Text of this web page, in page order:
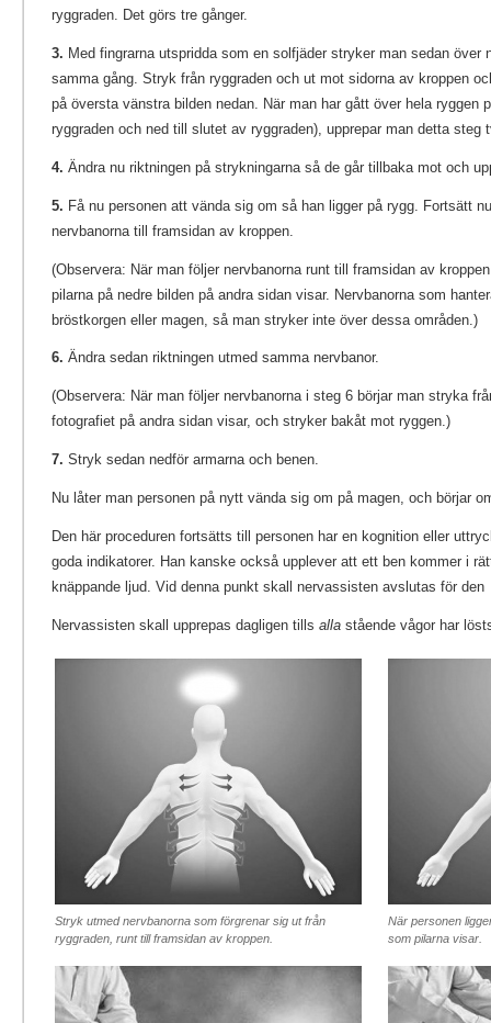
ryggraden. Det görs tre gånger.
3. Med fingrarna utspridda som en solfjäder stryker man sedan över
samma gång. Stryk från ryggraden och ut mot sidorna av kroppen
på översta vänstra bilden nedan. När man har gått över hela ryggen
ryggraden och ned till slutet av ryggraden), upprepar man detta steg
4. Ändra nu riktningen på strykningarna så de går tillbaka mot och
5. Få nu personen att vända sig om så han ligger på rygg. Fortsätt
nervbanorna till framsidan av kroppen.
(Observera: När man följer nervbanorna runt till framsidan av
pilarna på nedre bilden på andra sidan visar. Nervbanorna som
bröstkorgen eller magen, så man stryker inte över dessa områden.)
6. Ändra sedan riktningen utmed samma nervbanor.
(Observera: När man följer nervbanorna i steg 6 börjar man stryka
fotografiet på andra sidan visar, och stryker bakåt mot ryggen.)
7. Stryk sedan nedför armarna och benen.
Nu låter man personen på nytt vända sig om på magen, och börjar
Den här proceduren fortsätts till personen har en kognition eller
goda indikatorer. Han kanske också upplever att ett ben kommer i
knäppande ljud. Vid denna punkt skall nervassisten avslutas för
Nervassisten skall upprepas dagligen tills alla stående vågor har
Stryk utmed nervbanorna som förgrenar sig ut från
ryggraden, runt till framsidan av kroppen.
När personen
som pilarna visar.